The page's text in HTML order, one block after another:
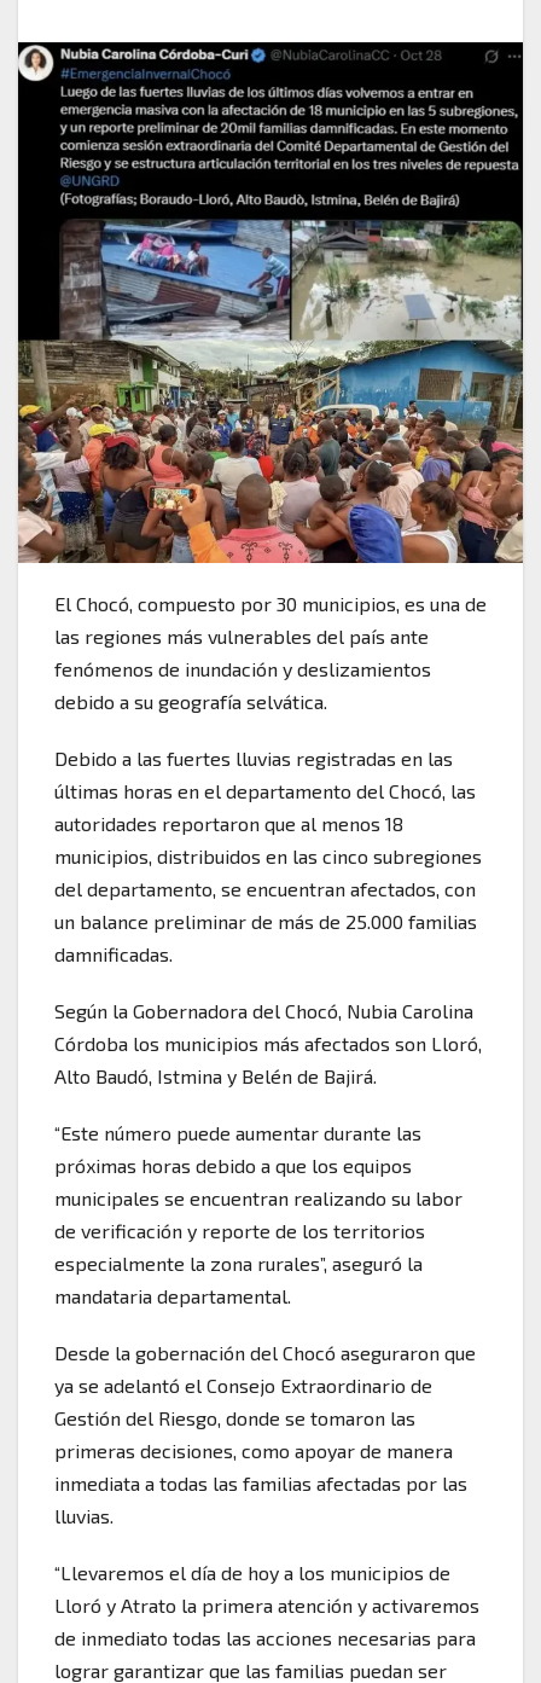
El Chocó, compuesto por 30 municipios, es una de
las regiones más vulnerables del país ante
fenómenos de inundación y deslizamientos
debido a su geografía selvática.
Debido a las fuertes lluvias registradas en las
últimas horas en el departamento del Chocó, las
autoridades reportaron que al menos 18
municipios, distribuidos en las cinco subregiones
del departamento, se encuentran afectados, con
un balance preliminar de más de 25.000 familias
damnificadas.
Según la Gobernadora del Chocó, Nubia Carolina
Córdoba los municipios más afectados son Lloró,
Alto Baudó, Istmina y Belén de Bajirá.
“Este número puede aumentar durante las
próximas horas debido a que los equipos
municipales se encuentran realizando su labor
de verificación y reporte de los territorios
especialmente la zona rurales”, aseguró la
mandataria departamental.
Desde la gobernación del Chocó aseguraron que
ya se adelantó el Consejo Extraordinario de
Gestión del Riesgo, donde se tomaron las
primeras decisiones, como apoyar de manera
inmediata a todas las familias afectadas por las
lluvias.
“Llevaremos el día de hoy a los municipios de
Lloró y Atrato la primera atención y activaremos
de inmediato todas las acciones necesarias para
lograr garantizar que las familias puedan ser